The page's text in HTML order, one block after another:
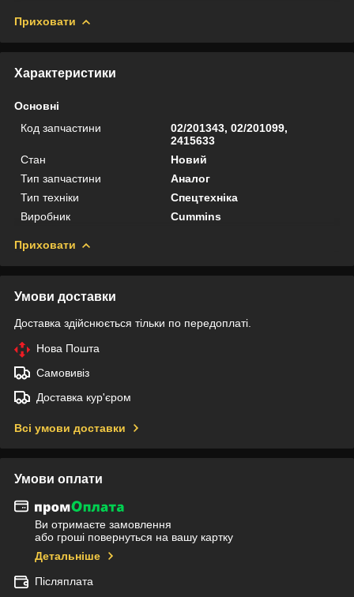
Приховати
Характеристики
Основні
Код запчастини
02/201343, 02/201099,
2415633
Стан
Новий
Тип запчастини
Аналог
Тип техніки
Спецтехніка
Виробник
Cummins
Приховати
Умови доставки
Доставка здійснюється тільки по передоплаті.
Нова Пошта
Самовивіз
Доставка кур'єром
Всі умови доставки
Умови оплати
Ви отримаєте замовлення
або гроші повернуться на вашу картку
Детальніше
Післяплата